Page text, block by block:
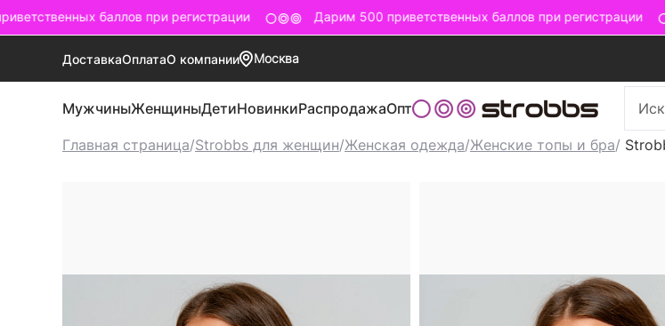
баллов при регистрации Дарим 500 приветственных баллов при регистрации
ДоставкаОплатаО компании Москва
МужчиныЖенщиныДетиНовинкиРаспродажаОпт
Главная страница/Strobbs для женщин/Женская одежда/Женские топы и бра/